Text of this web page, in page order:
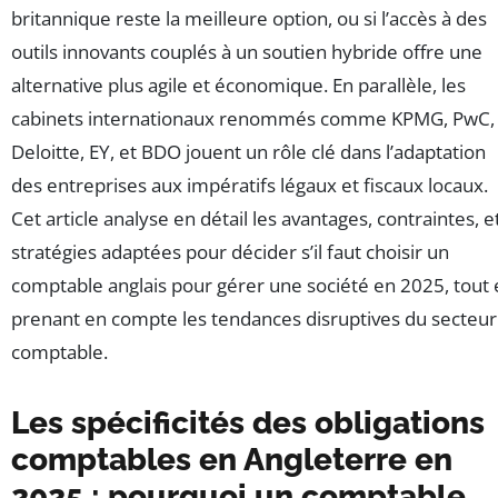
britannique reste la meilleure option, ou si l’accès à des
outils innovants couplés à un soutien hybride offre une
alternative plus agile et économique. En parallèle, les
cabinets internationaux renommés comme KPMG, PwC,
Deloitte, EY, et BDO jouent un rôle clé dans l’adaptation
des entreprises aux impératifs légaux et fiscaux locaux.
Cet article analyse en détail les avantages, contraintes,
stratégies adaptées pour décider s’il faut choisir un
comptable anglais pour gérer une société en 2025, tout
prenant en compte les tendances disruptives du secteur
comptable.
Les spécificités des obligations
comptables en Angleterre en